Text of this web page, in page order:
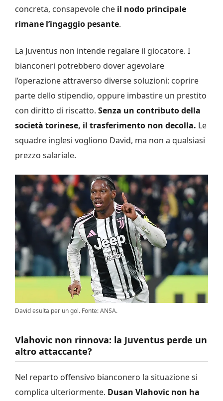
concreta, consapevole che il nodo principale
rimane l’ingaggio pesante.
La Juventus non intende regalare il giocatore. I
bianconeri potrebbero dover agevolare
l’operazione attraverso diverse soluzioni: coprire
parte dello stipendio, oppure imbastire un prestito
con diritto di riscatto. Senza un contributo della
società torinese, il trasferimento non decolla. Le
squadre inglesi vogliono David, ma non a qualsiasi
prezzo salariale.
David esulta per un gol. Fonte: ANSA.
Vlahovic non rinnova: la Juventus perde un
altro attaccante?
Nel reparto offensivo bianconero la situazione si
complica ulteriormente. Dusan Vlahovic non ha